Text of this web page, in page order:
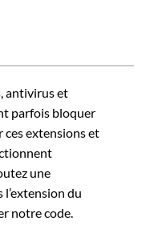
antivirus et
parfois bloquer
ces extensions et
une
du
notre code.